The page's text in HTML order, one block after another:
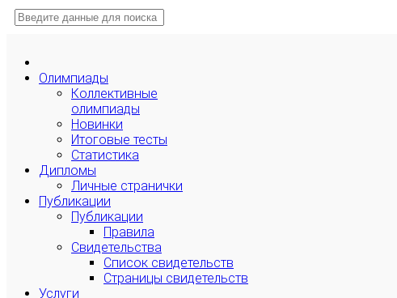
Олимпиады
Коллективные
олимпиады
Новинки
Итоговые тесты
Статистика
Дипломы
Личные странички
Публикации
Публикации
Правила
Свидетельства
Список свидетельств
Страницы свидетельств
Услуги